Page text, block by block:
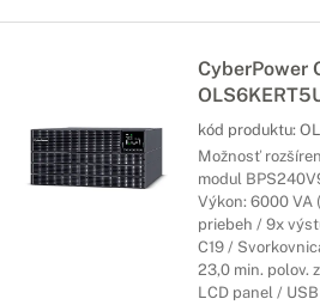
CyberPower
kód produktu:
Možnosť
modul
Výkon: 6000 VA
priebeh / 9x
C19 /
23,0 min. polov.
LCD panel /